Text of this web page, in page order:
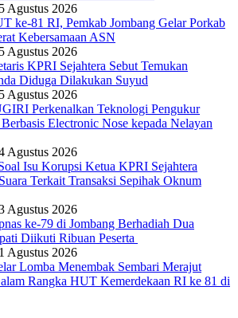
5 Agustus 2026
ke-81 RI, Pemkab Jombang Gelar Porkab
Kebersamaan ASN
5 Agustus 2026
KPRI Sejahtera Sebut Temukan
Diduga Dilakukan Suyud
5 Agustus 2026
Perkenalkan Teknologi Pengukur
Electronic Nose kepada Nelayan
Agustus 2026
Isu Korupsi Ketua KPRI Sejahtera
Terkait Transaksi Sepihak Oknum
Agustus 2026
ke-79 di Jombang Berhadiah Dua
Diikuti Ribuan Peserta
1 Agustus 2026
Lomba Menembak Sembari Merajut
Rangka HUT Kemerdekaan RI ke 81 di